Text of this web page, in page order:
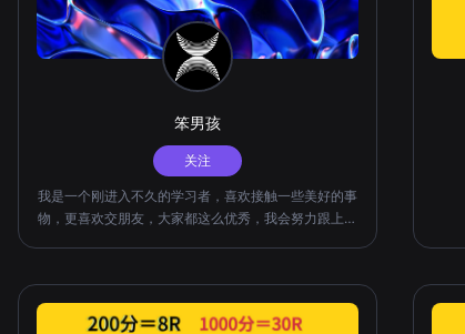
笨男孩
关注
我是一个刚进入不久的学习者，喜欢接触一些美好的事
物，更喜欢交朋友，大家都这么优秀，我会努力跟上大